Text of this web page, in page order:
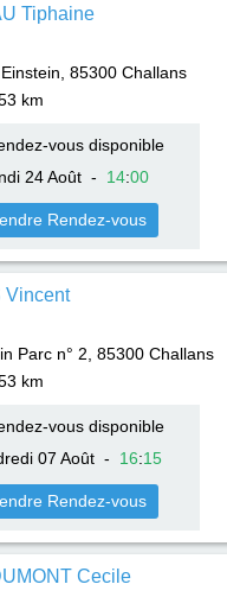
Tiphaine
85300 Challans
km
vous disponible
24 Août - 14:00
Rendez-vous
Vincent
Parc n° 2, 85300 Challans
km
vous disponible
07 Août- 16:15
Rendez-vous
Cecile